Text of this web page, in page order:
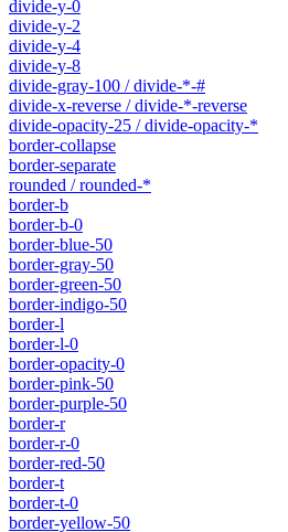
divide-y-0
divide-y-2
divide-y-4
divide-y-8
divide-gray-100 / divide-*-#
divide-x-reverse / divide-*-reverse
divide-opacity-25 / divide-opacity-*
border-collapse
border-separate
rounded / rounded-*
border-b
border-b-0
border-blue-50
border-gray-50
border-green-50
border-indigo-50
border-l
border-l-0
border-opacity-0
border-pink-50
border-purple-50
border-r
border-r-0
border-red-50
border-t
border-t-0
border-yellow-50